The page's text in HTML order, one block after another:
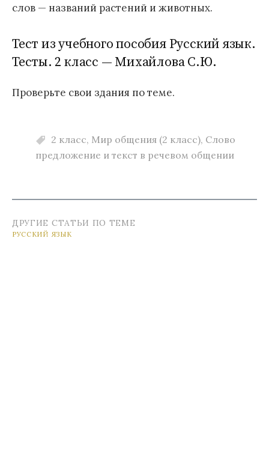
слов — названий растений и животных.
Тест из учебного пособия Русский язык.
Тесты. 2 класс — Михайлова С.Ю.
Проверьте свои здания по теме.
2 класс, Мир общения (2 класс), Слово
предложение и текст в речевом общении
ДРУГИЕ СТАТЬИ ПО ТЕМЕ
РУССКИЙ ЯЗЫК